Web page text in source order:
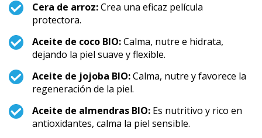
Cera de arroz:Crea una eficaz película
protectora.
Aceite de coco BIO:Calma, nutre e hidrata,
dejando la piel suave y flexible.
Aceite de jojoba BIO:Calma, nutre y favorece la
regeneración de la piel.
Aceite de almendras BIO: Es nutritivo y rico en
antioxidantes, calma la piel sensible.